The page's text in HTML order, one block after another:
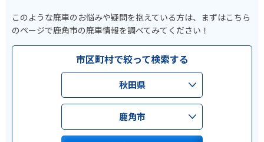
このような廃車のお悩みや疑問を抱えている方は、まずはこちら
のページで鹿角市の廃車情報を調べてみてください！
市区町村で絞って検索する
秋田県
鹿角市